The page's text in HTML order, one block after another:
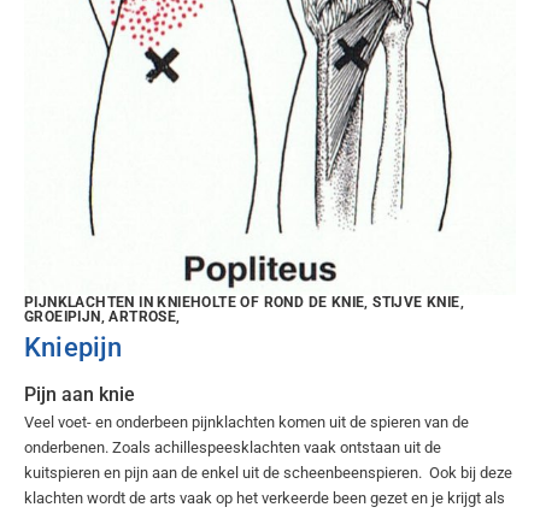
PIJNKLACHTEN IN KNIEHOLTE OF ROND DE KNIE, STIJVE KNIE,
GROEIPIJN, ARTROSE,
Kniepijn
Pijn aan knie
Veel voet- en onderbeen pijnklachten komen uit de spieren van de
onderbenen. Zoals achillespeesklachten vaak ontstaan uit de
kuitspieren en pijn aan de enkel uit de scheenbeenspieren. Ook bij deze
klachten wordt de arts vaak op het verkeerde been gezet en je krijgt als